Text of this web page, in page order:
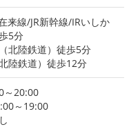
来線/JR新幹線/IRいしか
5分
北陸鉄道）徒歩5分
陸鉄道）徒歩12分
～20:00
～19:00